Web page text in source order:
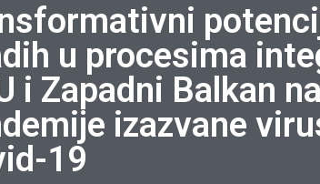
u procesima
i Zapadni Balkan
izazvane
19